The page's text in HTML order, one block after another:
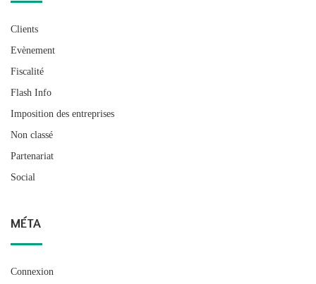
Clients
Evènement
Fiscalité
Flash Info
Imposition des entreprises
Non classé
Partenariat
Social
MÉTA
Connexion